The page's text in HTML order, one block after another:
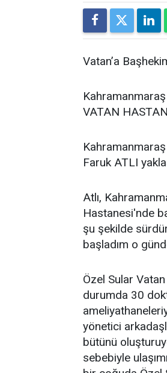
Vatan’a
VATAN
Faruk ATLI
Atlı,
Hastanesi'nde
şu şekilde
başladım o
Özel Sular
durumda 30
yönetici
bütünü
sebebiyle